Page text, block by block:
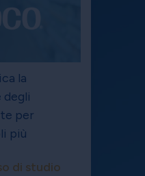
la
per
più
di studio